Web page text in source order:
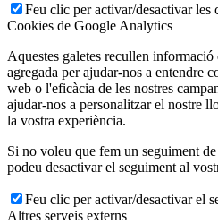
Feu clic per activar/desactivar les
Cookies de Google Analytics
Aquestes galetes recullen
agregada per ajudar-nos a entendre
web o l'eficàcia de les nostres
ajudar-nos a personalitzar el nostre
la vostra experiència.
Si no voleu que fem un seguiment
podeu desactivar el seguiment al
Feu clic per activar/desactivar el
Altres serveis externs